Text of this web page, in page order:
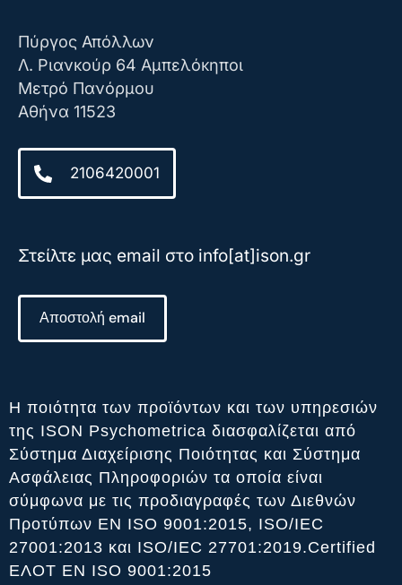
Πύργος Απόλλων
Λ. Ριανκούρ 64 Αμπελόκηποι
Μετρό Πανόρμου
Αθήνα 11523
2106420001
Στείλτε μας email στο info[at]ison.gr
Αποστολή email
Η ποιότητα των προϊόντων και των υπηρεσιών
της ISON Psychometrica διασφαλίζεται από
Σύστημα Διαχείρισης Ποιότητας και Σύστημα
Ασφάλειας Πληροφοριών τα οποία είναι
σύμφωνα με τις προδιαγραφές των Διεθνών
Προτύπων ΕΝ ISO 9001:2015, ISO/IEC
27001:2013 και ISO/IEC 27701:2019.Certified
ΕΛΟΤ ΕΝ ISO 9001:2015